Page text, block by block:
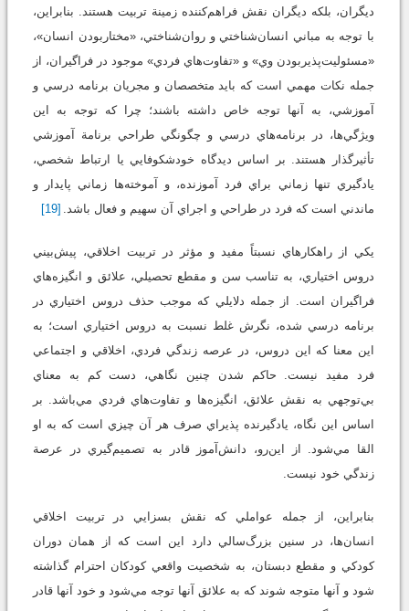
ديگران، بلكه ديگران نقش فراهم‌كننده زمينة تربيت هستند. بنابراين،
با توجه به مباني انسان‌شناختي و روان‌شناختي، «مختاربودن انسان»،
«مسئوليت‌پذيربودن وي» و «تفاوت‌هاي فردي» موجود در فراگيران، از
جمله نكات مهمي است كه بايد متخصصان و مجريان برنامه درسي و
آموزشي، به آنها توجه خاص داشته باشند؛ چرا كه توجه به اين
ويژگي‌ها، در برنامه‌هاي درسي و چگونگي طراحي برنامة آموزشي
تأثيرگذار هستند. بر اساس ديدگاه خودشكوفايي يا ارتباط شخصي،
يادگيري تنها زماني براي فرد آموزنده، و آموخته‌ها زماني پايدار و
ماندني است كه فرد در طراحي و اجراي آن سهيم و فعال باشد. [19]
يكي از راهكارهاي نسبتاً ‌مفيد و مؤثر در تربيت اخلاقي، پيش‌بيني
دروس اختياري، به تناسب سن و مقطع تحصيلي، علائق و انگيزه‌هاي
فراگيران است. از جمله دلايلي كه موجب حذف دروس اختياري در
برنامه درسي شده، نگرش غلط نسبت به دروس اختياري است؛ به
اين معنا كه اين دروس، در عرصه زندگي فردي، اخلاقي و اجتماعي
فرد مفيد نيست. حاكم شدن چنين نگاهي، دست كم به معناي
بي‌توجهي به نقش علائق، انگيزه‌ها و تفاوت‌هاي فردي مي‌باشد. بر
اساس اين نگاه، يادگيرنده پذيراي صرف هر آن چيزي است كه به او
القا مي‌شود. از اين‌رو، دانش‌آموز قادر به تصميم‌گيري در عرصة
زندگي خود نيست.
بنابراين، از جمله عواملي كه نقش بسزايي در تربيت اخلاقي
انسان‌ها، در سنين بزرگ‌سالي دارد اين است كه از همان دوران
كودكي و مقطع دبستان، به شخصيت واقعي كودكان احترام گذاشته
شود و آنها متوجه شوند كه به علائق آنها توجه مي‌شود و خود آنها قادر